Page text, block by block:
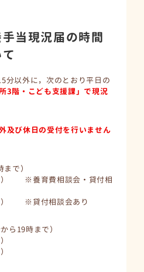
当現況届の時間
分以外に，次のとおり平日の
所3階・こども支援課」で現況
及び休日の受付を行いません
で）
） ※養育費相談会・貸付相
） ※貸付相談会あり
ら19時まで）